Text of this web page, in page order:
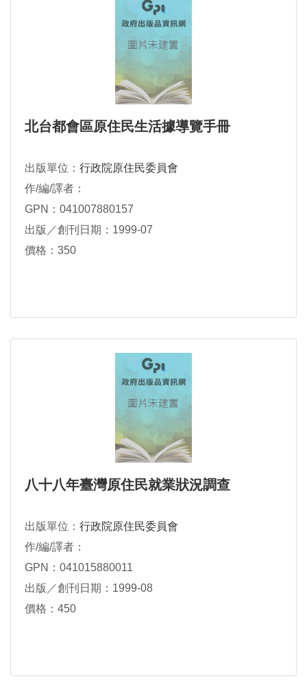
北台都會區原住民生活據導覽手冊
出版單位： 行政院原住民委員會
作/編/譯者：
GPN：041007880157
出版／創刊日期：1999-07
價格：350
八十八年臺灣原住民就業狀況調查
出版單位： 行政院原住民委員會
作/編/譯者：
GPN：041015880011
出版／創刊日期：1999-08
價格：450